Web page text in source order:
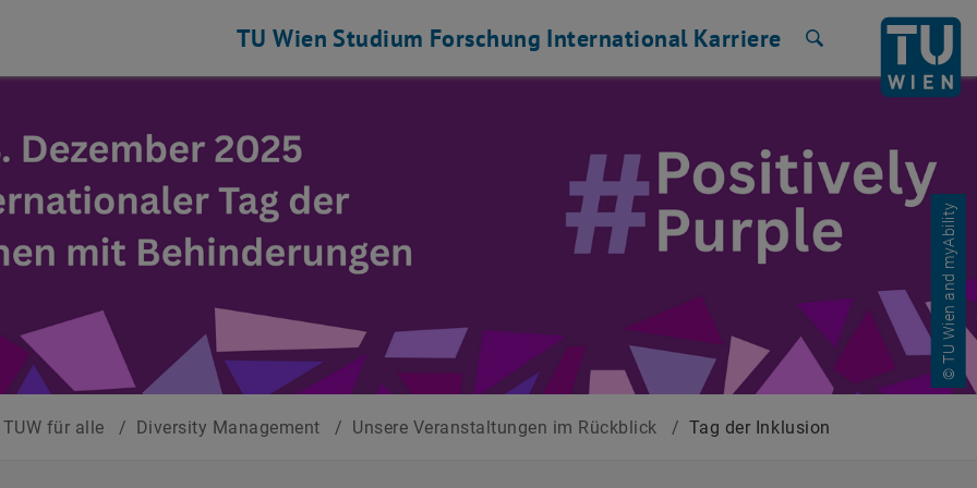
TU Wien Studium Forschung International Karriere
© TU Wien and myAbility
TUW für alle / Diversity Management / Unsere Veranstaltungen im Rückblick / Tag der Inklusion